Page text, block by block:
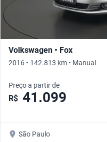
Volkswagen • Fox
2016 • 142.813 km • Manual
Preço a partir de
R$ 41.099
São Paulo